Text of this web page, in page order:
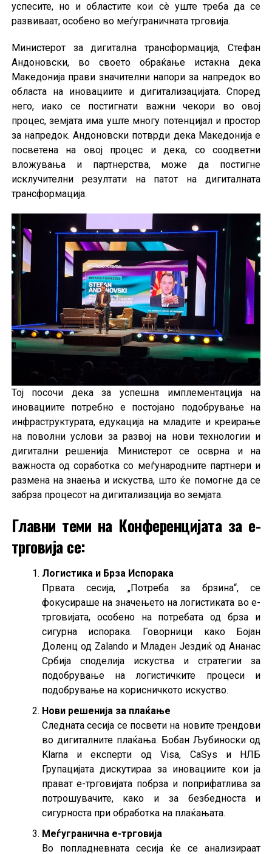
успесите, но и областите кои сѐ уште треба да се
развиваат, особено во меѓуграничната трговија.
Министерот за дигитална трансформација, Стефан
Андоновски, во своето обраќање истакна дека
Македонија прави значителни напори за напредок во
областа на иновациите и дигитализацијата. Според
него, иако се постигнати важни чекори во овој
процес, земјата има уште многу потенцијал и простор
за напредок. Андоновски потврди дека Македонија е
посветена на овој процес и дека, со соодветни
вложувања и партнерства, може да постигне
исклучителни резултати на патот на дигиталната
трансформација.
Тој посочи дека за успешна имплементација на
иновациите потребно е постојано подобрување на
инфраструктурата, едукација на младите и креирање
на поволни услови за развој на нови технологии и
дигитални решенија. Министерот се осврна и на
важноста од соработка со меѓународните партнери и
размена на знаења и искуства, што ќе помогне да се
забрза процесот на дигитализација во земјата.
Главни теми на Конференцијата за е-
трговија се:
Логистика и Брза Испорака
Првата сесија, „Потреба за брзина“, се
фокусираше на значењето на логистиката во е-
трговијата, особено на потребата од брза и
сигурна испорака. Говорници како Бојан
Доленц од Zalando и Младен Јездиќ од Ананас
Србија споделија искуства и стратегии за
подобрување на логистичките процеси и
подобрување на корисничкото искуство.
Нови решенија за плаќање
Следната сесија се посвети на новите трендови
во дигиталните плаќања. Бобан Љубиноски од
Klarna и експерти од Visa, CaSys и НЛБ
Групацијата дискутираа за иновациите кои ја
прават е-трговијата побрза и поприфатлива за
потрошувачите, како и за безбедноста и
сигурноста при обработка на плаќањата.
Меѓугранична е-трговија
Во попладневната сесија ќе се анализираат